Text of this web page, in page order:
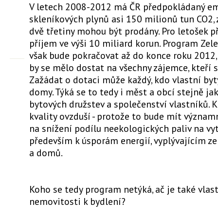
V letech 2008-2012 má ČR předpokládaný
skleníkových plynů asi 150 milionů tun CO2,
dvě třetiny mohou být prodány. Pro letošek
příjem ve výši 10 miliard korun. Program
však bude pokračovat až do konce roku
by se mělo dostat na všechny zájemce, kteří
Zažádat o dotaci může každý, kdo vlastní
domy. Týká se to tedy i měst a obcí stejně
bytových družstev a společenství vlastníků.
kvality ovzduší - protože to bude mít
na snížení podílu neekologických paliv na
především k úsporám energií, vyplývajícím
a domů.
Koho se tedy program netýká, ač je také
nemovitosti k bydlení?